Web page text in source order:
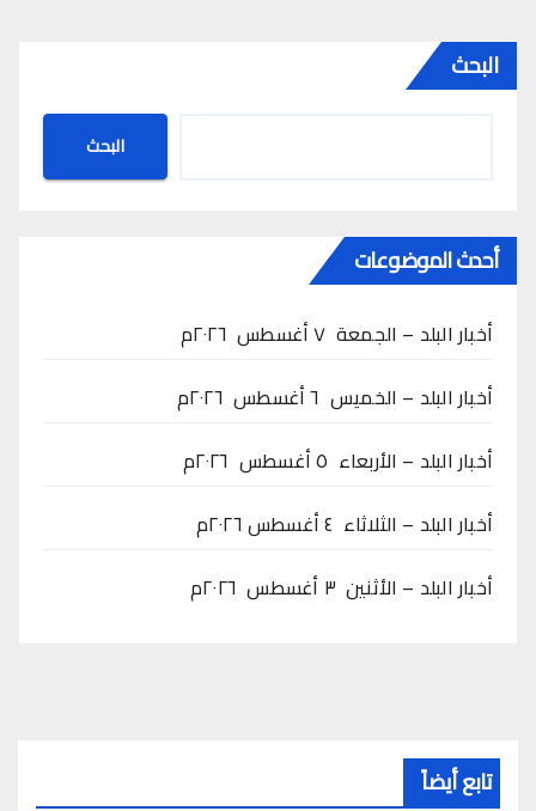
البحث
البحث
أحدث الموضوعات
أخبار البلد – الجمعة ٧ أغسطس ٢٠٢٦م
أخبار البلد – الخميس ٦ أغسطس ٢٠٢٦م
أخبار البلد – الأربعاء ٥ أغسطس ٢٠٢٦م
أخبار البلد – الثلاثاء ٤ أغسطس ٢٠٢٦م
أخبار البلد – الأثنين ٣ أغسطس ٢٠٢٦م
تابع أيضاً